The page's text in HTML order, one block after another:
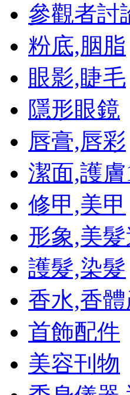
參觀者討
粉底,胭脂
眼影,睫毛
隱形眼鏡
唇膏,唇彩
潔面,護膚
修甲,美甲
形象,美
護髮,染髮
香水,香
首飾配件
美容刊物